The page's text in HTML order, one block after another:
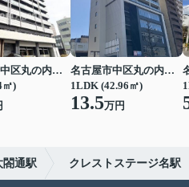
名古屋市中区丸の内２丁目
㎡)
名古屋市中区丸の内２丁目
1LDK (42.96㎡)
13.5万円
閤通駅 クレストステージ名駅